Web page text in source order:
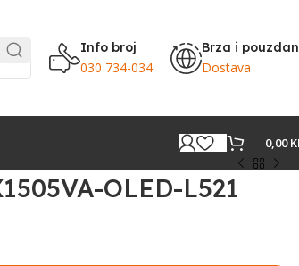
Info broj
030 734-034
Brza i
Dostava
0,00
OLED-L521